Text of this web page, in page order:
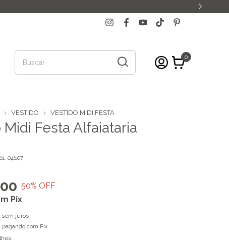
0
VESTIDO VESTIDO MIDI FESTA
Festa Alfaiataria
04S07
50% OFF
Pix
sem juros
pagando com Pix